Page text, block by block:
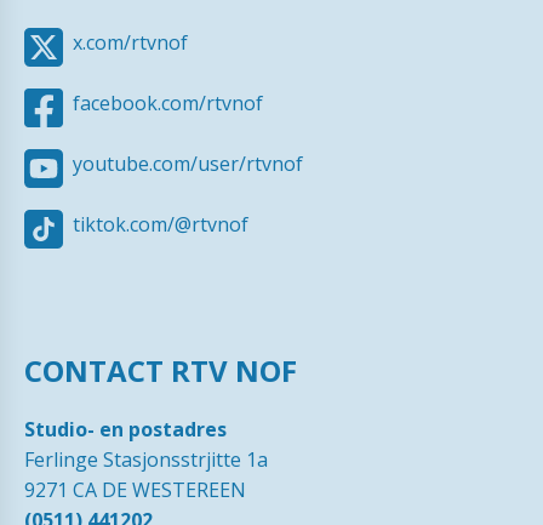
x.com/rtvnof
facebook.com/rtvnof
youtube.com/user/rtvnof
tiktok.com/@rtvnof
CONTACT RTV NOF
Studio- en postadres
Ferlinge Stasjonsstrjitte 1a
9271 CA DE WESTEREEN
(0511) 441202